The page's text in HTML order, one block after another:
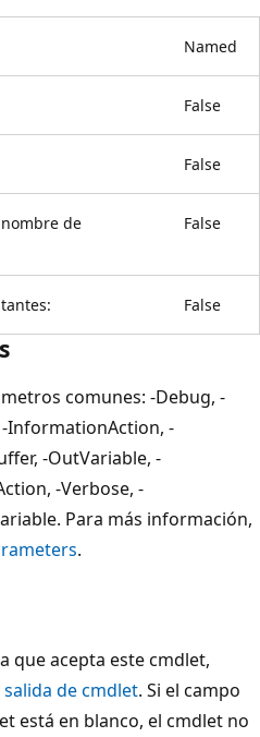
Named
False
False
de
False
False
comunes: -Debug, -
InformationAction, -
-OutVariable, -
-Verbose, -
Para más información,
.
que acepta este cmdlet,
de cmdlet. Si el campo
está en blanco, el cmdlet no